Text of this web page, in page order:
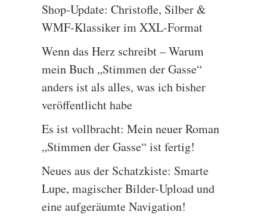
Shop-Update: Christofle, Silber &
WMF-Klassiker im XXL-Format
Wenn das Herz schreibt – Warum
mein Buch „Stimmen der Gasse“
anders ist als alles, was ich bisher
veröffentlicht habe
Es ist vollbracht: Mein neuer Roman
„Stimmen der Gasse“ ist fertig!
Neues aus der Schatzkiste: Smarte
Lupe, magischer Bilder-Upload und
eine aufgeräumte Navigation!